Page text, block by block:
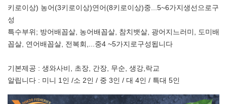
키로이상) 농어(3키로이상)연어(8키로이상)중...5~6가지생선으로구
성
특수부위; 방어배꼽살, 농어배꼽살, 참치뱃살, 광어지느러미, 도미배
꼽살, 연어배꼽살, 전복회,...중4 ~5가지로구성됩니다
기본제공 : 생와사비, 초장, 간장, 무순, 생강,락교
알립니다 : 미니 1인 /소 2인 / 중 3인 / 대 4인 / 특대 5인